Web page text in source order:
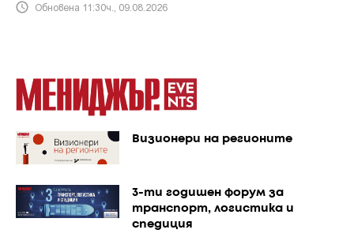
Обновена 11:30ч., 09.08.2026
Визионери на регионите
3-ти годишен форум за
транспорт, логистика и
спедиция